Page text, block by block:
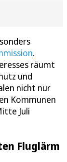
.
räumt
und
nicht nur
Kommunen
Juli
Fluglärm